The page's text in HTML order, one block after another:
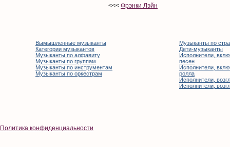
<<< Фрэнки Лэйн
Вымышленные музыканты
Категории музыкантов
Музыканты по алфавиту
Музыканты по группам
Музыканты по инструментам
Музыканты по оркестрам
Музыканты по
Дети-музыканты
Исполнители,
песен
Исполнители,
ролла
Исполнители,
Исполнители,
Политика конфиденциальности